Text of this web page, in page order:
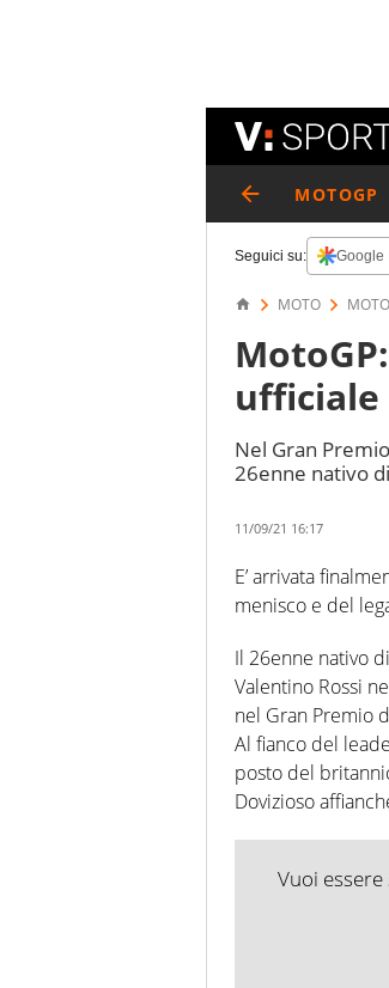
MOTOGP
Seguici su: Google
MOTO
ufficiale
Nel Gran
26enne nativo
11/09/21 16:17
E’ arrivata
menisco e del
Il 26enne nativo
Valentino Rossi
nel Gran Premio
Al fianco del
posto del
Dovizioso
Vuoi